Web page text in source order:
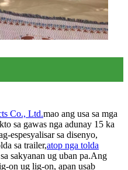
Co., Ltd.mao ang usa sa mga
sa gawas nga adunay 15 ka
espesyalisar sa disenyo,
sa trailer,atop nga tolda
sakyanan ug uban pa.Ang
on ug lig-on, apan usab